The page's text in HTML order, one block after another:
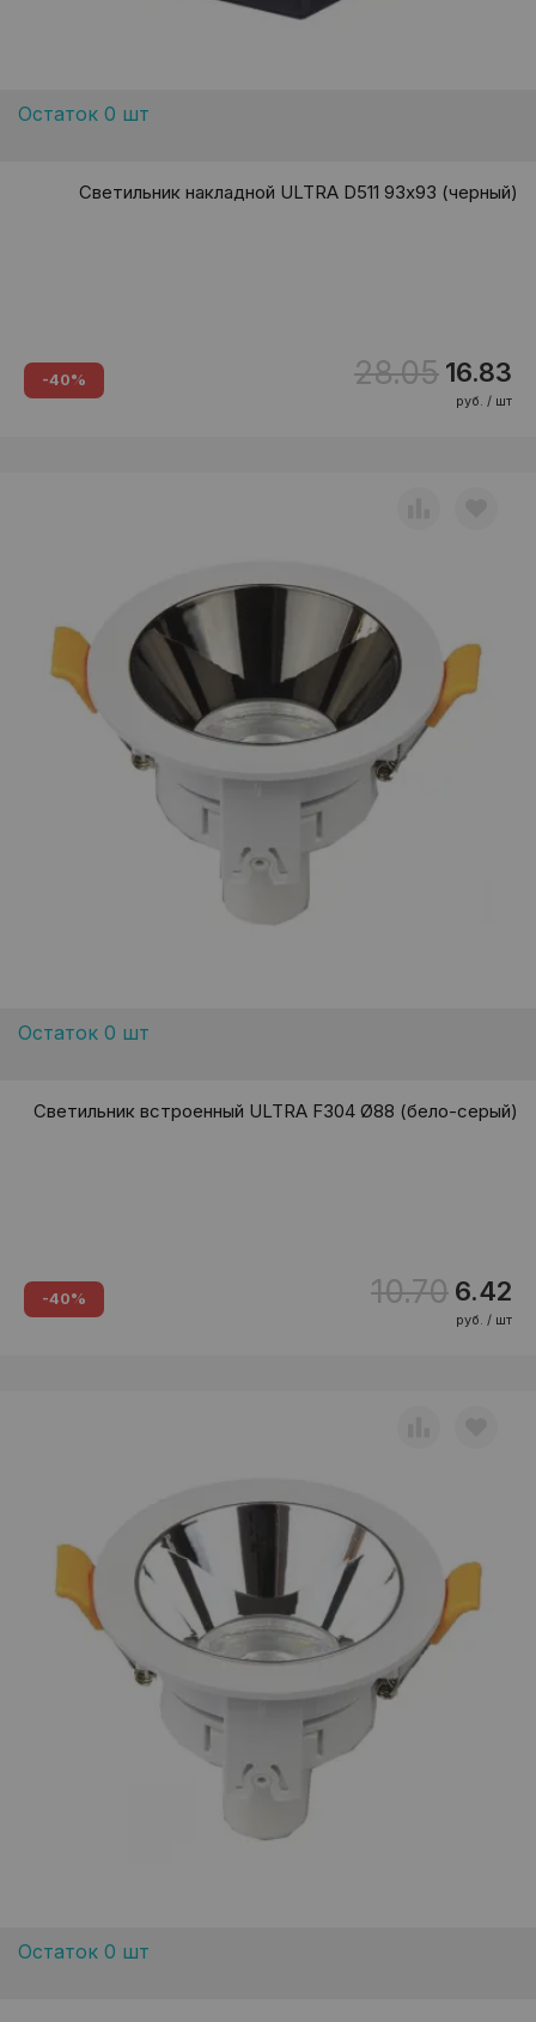
Остаток 0 шт
Светильник накладной ULTRA D511 93х93 (черный)
-40% 28.05 16.83
руб. / шт
Остаток 0 шт
Светильник встроенный ULTRA F304 Ø88 (бело-серый)
-40% 10.70 6.42
руб. / шт
Остаток 0 шт